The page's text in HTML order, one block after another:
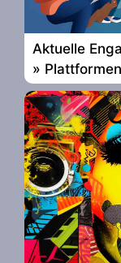
Aktuelle
»